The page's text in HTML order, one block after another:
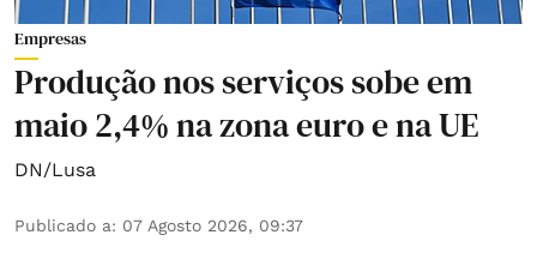
Empresas
Produção nos serviços sobe em
maio 2,4% na zona euro e na UE
DN/Lusa
Publicado a: 07 Agosto 2026, 09:37